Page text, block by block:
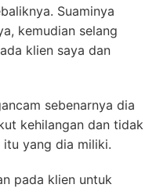
Suaminya
kemudian selang
klien saya dan
sebenarnya dia
kehilangan dan tidak
itu yang dia miliki.
pada klien untuk